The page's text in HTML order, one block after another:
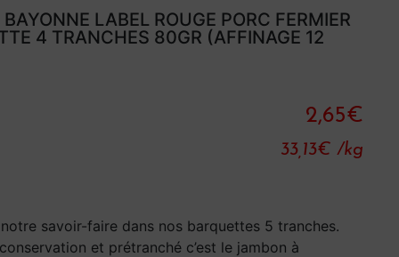
LABEL ROUGE PORC FERMIER
4 TRANCHES 80GR (AFFINAGE 12
2,65€
33,13€ /kg
savoir-faire dans nos barquettes 5 tranches.
et prétranché c’est le jambon à